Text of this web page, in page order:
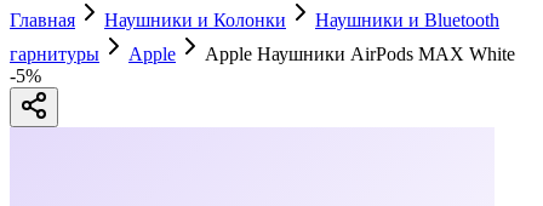
Главная Наушники и Колонки
Наушники и Bluetooth
гарнитуры
Apple
Apple Наушники AirPods MAX White
-5%